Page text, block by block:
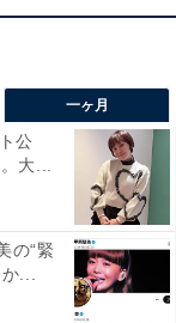
一ヶ月
公
大...
の“緊
...